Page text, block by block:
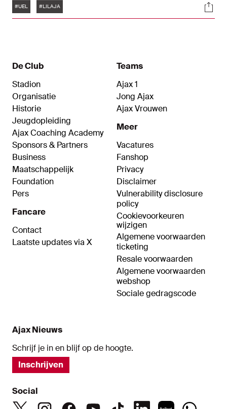
Tags
#UEL #LILAJA
De Club
Stadion
Organisatie
Historie
Jeugdopleiding
Ajax Coaching Academy
Sponsors & Partners
Business
Maatschappelijk
Foundation
Pers
Fancare
Contact
Laatste updates via X
Teams
Ajax 1
Jong Ajax
Ajax Vrouwen
Meer
Vacatures
Fanshop
Privacy
Disclaimer
Vulnerability disclosure
policy
Cookievoorkeuren
wijzigen
Algemene voorwaarden
ticketing
Resale voorwaarden
Algemene voorwaarden
webshop
Sociale gedragscode
Ajax Nieuws
Schrijf je in en blijf op de hoogte.
Inschrijven
Social